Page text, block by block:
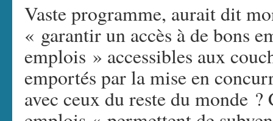
Vaste programme, aurait dit
« garantir un accès à de bons
emplois » accessibles aux
emportés par la mise en
avec ceux du reste du monde ?